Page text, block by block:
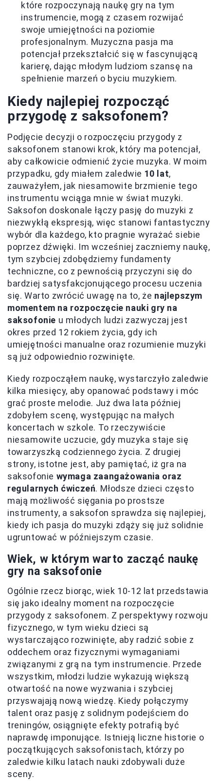
które rozpoczynają naukę gry na tym
instrumencie, mogą z czasem rozwijać
swoje umiejętności na poziomie
profesjonalnym. Muzyczna pasja ma
potencjał przekształcić się w fascynującą
karierę, dając młodym ludziom szansę na
spełnienie marzeń o byciu muzykiem.
Kiedy najlepiej rozpocząć
przygodę z saksofonem?
Podjęcie decyzji o rozpoczęciu przygody z
saksofonem stanowi krok, który ma potencjał,
aby całkowicie odmienić życie muzyka. W moim
przypadku, gdy miałem zaledwie 10 lat,
zauważyłem, jak niesamowite brzmienie tego
instrumentu wciąga mnie w świat muzyki.
Saksofon doskonale łączy pasję do muzyki z
niezwykłą ekspresją, więc stanowi fantastyczny
wybór dla każdego, kto pragnie wyrażać siebie
poprzez dźwięki. Im wcześniej zaczniemy naukę,
tym szybciej zdobędziemy fundamenty
techniczne, co z pewnością przyczyni się do
bardziej satysfakcjonującego procesu uczenia
się. Warto zwrócić uwagę na to, że najlepszym
momentem na rozpoczęcie nauki gry na
saksofonie u młodych ludzi zazwyczaj jest
okres przed 12 rokiem życia, gdy ich
umiejętności manualne oraz rozumienie muzyki
są już odpowiednio rozwinięte.
Kiedy rozpocząłem naukę, wystarczyło zaledwie
kilka miesięcy, aby opanować podstawy i móc
grać proste melodie. Już dwa lata później
zdobyłem scenę, występując na małych
koncertach w szkole. To rzeczywiście
niesamowite uczucie, gdy muzyka staje się
towarzyszką codziennego życia. Z drugiej
strony, istotne jest, aby pamiętać, iż gra na
saksofonie wymaga zaangażowania oraz
regularnych ćwiczeń. Młodsze dzieci często
mają możliwość sięgania po prostsze
instrumenty, a saksofon sprawdza się najlepiej,
kiedy ich pasja do muzyki zdąży się już solidnie
ugruntować w późniejszym czasie.
Wiek, w którym warto zacząć naukę
gry na saksofonie
Ogólnie rzecz biorąc, wiek 10-12 lat przedstawia
się jako idealny moment na rozpoczęcie
przygody z saksofonem. Z perspektywy rozwoju
fizycznego, w tym wieku dzieci są
wystarczająco rozwinięte, aby radzić sobie z
oddechem oraz fizycznymi wymaganiami
związanymi z grą na tym instrumencie. Przede
wszystkim, młodzi ludzie wykazują większą
otwartość na nowe wyzwania i szybciej
przyswajają nową wiedzę. Kiedy połączymy
talent oraz pasję z solidnym podejściem do
treningów, osiągnięte efekty potrafią być
naprawdę imponujące. Istnieją liczne historie o
początkujących saksofonistach, którzy po
zaledwie kilku latach nauki zdobywali duże
sceny.